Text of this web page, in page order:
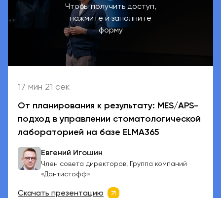
Чтобы получить доступ,
нажмите и заполните
форму
17 мин 21 сек
От планирования к результату: MES/APS-
подход в управлении стоматологической
лабораторией на базе ELMA365
Евгений Игошин
Член совета директоров, Группа компаний
«Дантистофф»
Скачать презентацию